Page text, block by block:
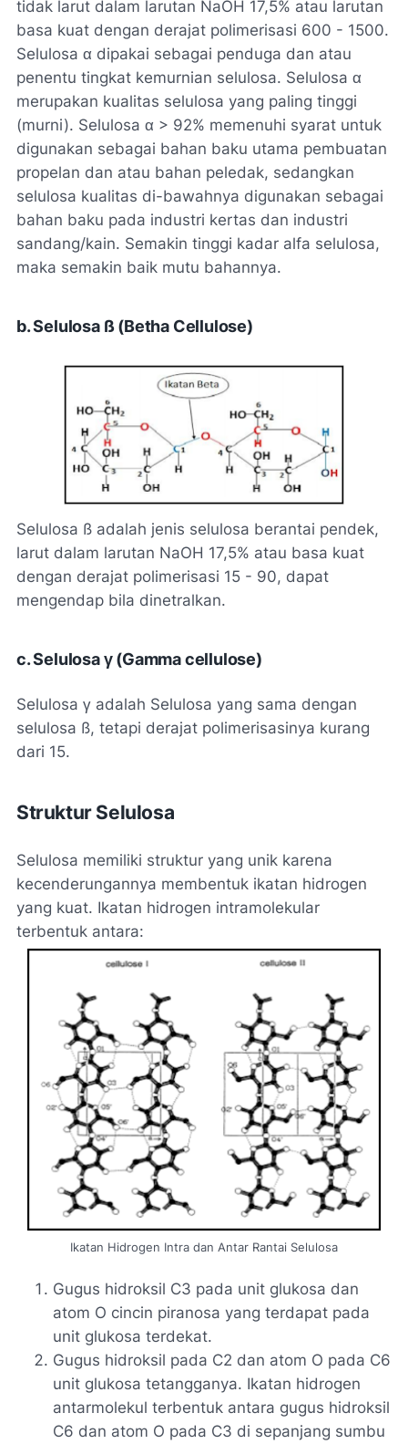
tidak larut dalam larutan NaOH 17,5% atau larutan
basa kuat dengan derajat polimerisasi 600 - 1500.
Selulosa α dipakai sebagai penduga dan atau
penentu tingkat kemurnian selulosa. Selulosa α
merupakan kualitas selulosa yang paling tinggi
(murni). Selulosa α > 92% memenuhi syarat untuk
digunakan sebagai bahan baku utama pembuatan
propelan dan atau bahan peledak, sedangkan
selulosa kualitas di-bawahnya digunakan sebagai
bahan baku pada industri kertas dan industri
sandang/kain. Semakin tinggi kadar alfa selulosa,
maka semakin baik mutu bahannya.
b. Selulosa ß (Betha Cellulose)
Selulosa ß adalah jenis selulosa berantai pendek,
larut dalam larutan NaOH 17,5% atau basa kuat
dengan derajat polimerisasi 15 - 90, dapat
mengendap bila dinetralkan.
c. Selulosa γ (Gamma cellulose)
Selulosa γ adalah Selulosa yang sama dengan
selulosa ß, tetapi derajat polimerisasinya kurang
dari 15.
Struktur Selulosa
Selulosa memiliki struktur yang unik karena
kecenderungannya membentuk ikatan hidrogen
yang kuat. Ikatan hidrogen intramolekular
terbentuk antara:
Ikatan Hidrogen Intra dan Antar Rantai Selulosa
Gugus hidroksil C3 pada unit glukosa dan
atom O cincin piranosa yang terdapat pada
unit glukosa terdekat.
Gugus hidroksil pada C2 dan atom O pada C6
unit glukosa tetangganya. Ikatan hidrogen
antarmolekul terbentuk antara gugus hidroksil
C6 dan atom O pada C3 di sepanjang sumbu